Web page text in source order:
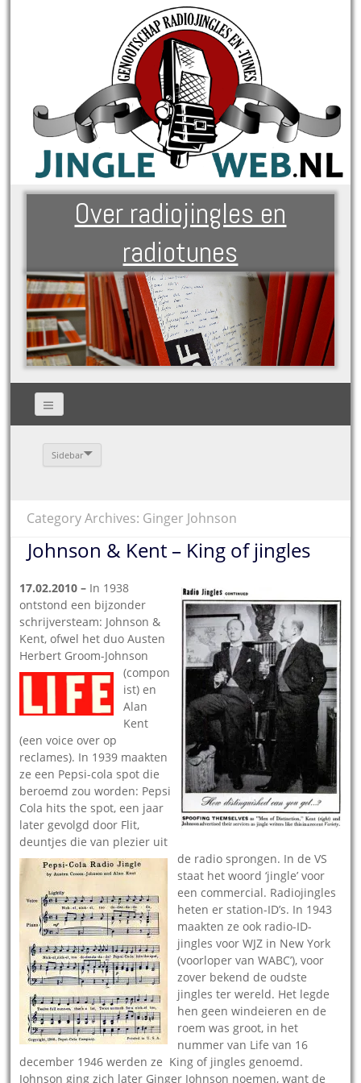
Over radiojingles en
radiotunes
Sidebar
Category Archives: Ginger Johnson
Johnson & Kent – King of jingles
17.02.2010 – In 1938
ontstond een bijzonder
schrijversteam: Johnson &
Kent, ofwel het duo Austen
Herbert Groom-Johnson
(compon
ist) en
Alan
Kent
(een voice over op
reclames). In 1939 maakten
ze een Pepsi-cola spot die
beroemd zou worden: Pepsi
Cola hits the spot, een jaar
later gevolgd door Flit,
deuntjes die van plezier uit
de radio sprongen. In de VS
staat het woord ‘jingle’ voor
een commercial. Radiojingles
heten er station-ID’s. In 1943
maakten ze ook radio-ID-
jingles voor WJZ in New York
(voorloper van WABC’), voor
zover bekend de oudste
jingles ter wereld. Het legde
hen geen windeieren en de
roem was groot, in het
nummer van Life van 16
december 1946 werden ze King of jingles genoemd.
Johnson ging zich later Ginger Johnson noemen, want de